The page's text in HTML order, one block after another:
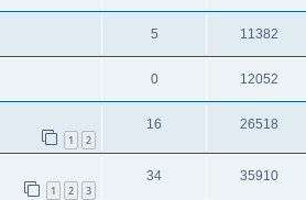
5 11382
0 12052
1 2
16 26518
1 2 3
34 35910